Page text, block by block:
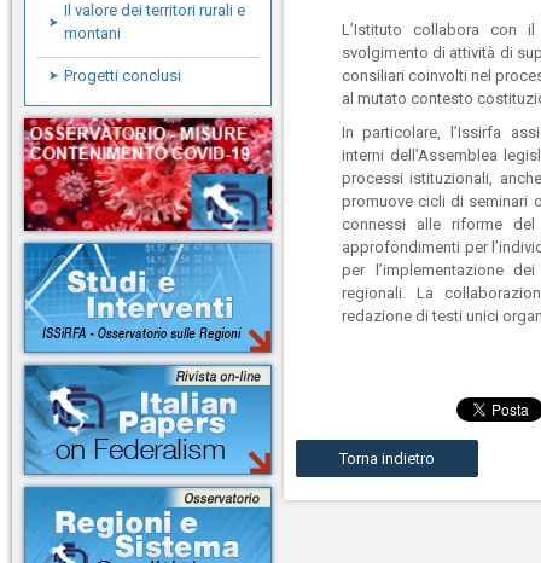
Il valore dei territori rurali e
montani
Progetti conclusi
L’Istituto collabora con
svolgimento di attività di
consiliari coinvolti nel
al mutato contesto
In particolare, l’Issirfa
interni dell’Assemblea
processi istituzionali,
promuove cicli di seminari
connessi alle riforme
approfondimenti per
per l’implementazione
regionali. La
redazione di testi unici
Torna indietro